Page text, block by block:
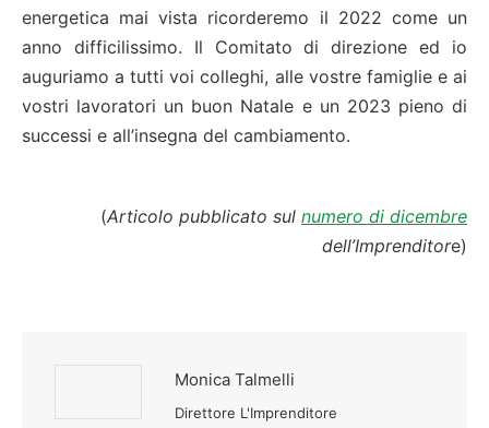
energetica mai vista ricorderemo il 2022 come un
anno difficilissimo. Il Comitato di direzione ed io
auguriamo a tutti voi colleghi, alle vostre famiglie e ai
vostri lavoratori un buon Natale e un 2023 pieno di
successi e all’insegna del cambiamento.
(Articolo pubblicato sul numero di dicembre
dell’Imprenditore)
Monica Talmelli
Direttore L'Imprenditore